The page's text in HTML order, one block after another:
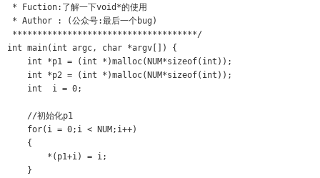
* Fuction:了解一下void*的使用
* Author : (公众号:最后一个bug)
*************************************/
int main(int argc, char *argv[]) {
int *p1 = (int *)malloc(NUM*sizeof(int));
int *p2 = (int *)malloc(NUM*sizeof(int));
int  i = 0;
//初始化p1
for(i = 0;i < NUM;i++)
{
*(p1+i) = i;
}